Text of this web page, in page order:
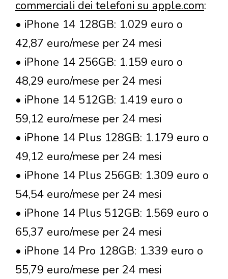
commerciali dei telefoni su apple.com:
• iPhone 14 128GB: 1.029 euro o
42,87 euro/mese per 24 mesi
• iPhone 14 256GB: 1.159 euro o
48,29 euro/mese per 24 mesi
• iPhone 14 512GB: 1.419 euro o
59,12 euro/mese per 24 mesi
• iPhone 14 Plus 128GB: 1.179 euro o
49,12 euro/mese per 24 mesi
• iPhone 14 Plus 256GB: 1.309 euro o
54,54 euro/mese per 24 mesi
• iPhone 14 Plus 512GB: 1.569 euro o
65,37 euro/mese per 24 mesi
• iPhone 14 Pro 128GB: 1.339 euro o
55,79 euro/mese per 24 mesi